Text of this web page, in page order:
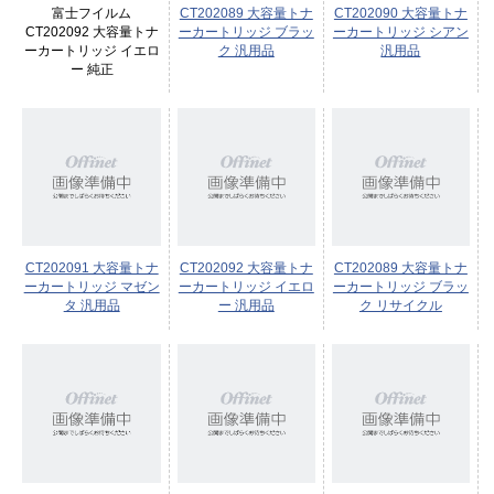
富士フイルム
CT202092 大容量トナ
ーカートリッジ イエロ
ー 純正
CT202089 大容量トナ
ーカートリッジ ブラッ
ク 汎用品
CT202090 大容量トナ
ーカートリッジ シアン
汎用品
CT202091 大容量トナ
ーカートリッジ マゼン
タ 汎用品
CT202092 大容量トナ
ーカートリッジ イエロ
ー 汎用品
CT202089 大容量トナ
ーカートリッジ ブラッ
ク リサイクル